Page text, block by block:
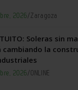
2026/Zaragoza
Soleras sin
la
2026/ONLINE